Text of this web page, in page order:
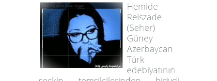
Hemide
Reiszade
(Seher)
Güney
Azerbaycan
Türk
edebiyatının